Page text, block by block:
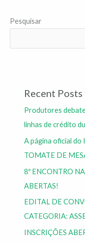
Pesquisar
Recent Posts
Produtores
linhas de crédito
A página oficial do
TOMATE DE
8º ENCONTRO
ABERTAS!
EDITAL DE
CATEGORIA:
INSCRIÇÕES